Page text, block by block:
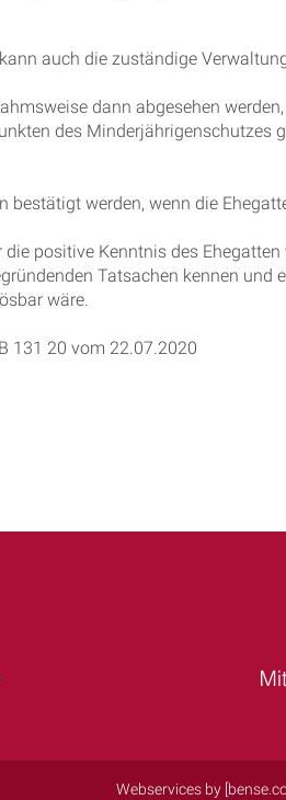
auch die zuständige
dann abgesehen
des Minderjährigenschutzes
bestätigt werden, wenn die
positive Kenntnis des
Tatsachen kennen und
wäre.
131 20 vom 22.07.2020
Webservices by